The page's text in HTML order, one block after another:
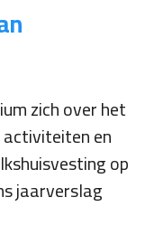
zich over het
en
op
jaarverslag